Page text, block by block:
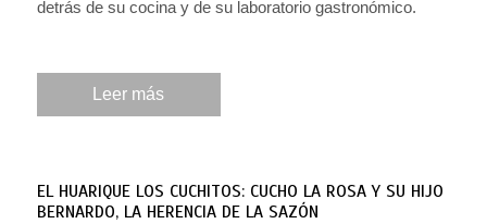
detrás de su cocina y de su laboratorio gastronómico.
Leer más
EL HUARIQUE LOS CUCHITOS: CUCHO LA ROSA Y SU HIJO
BERNARDO, LA HERENCIA DE LA SAZÓN